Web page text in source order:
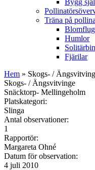
Träna på
Humlor
Solitärbin
Fjärilar
Hem » Skogs- /
Skogs- / Ängsvitvinge
Snäcktorp- Mellingeholm
Platskategori:
Slinga
Antal observationer:
1
Rapportör:
Margareta Ohné
Datum för observation:
4 juli 2010